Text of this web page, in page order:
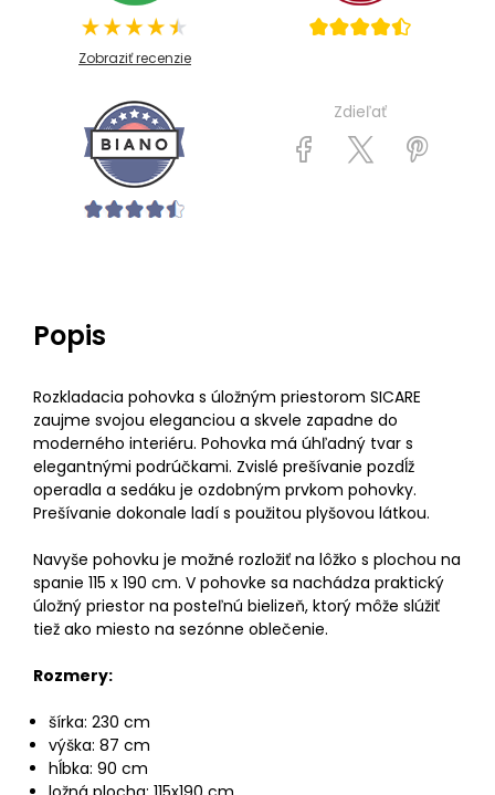
Zobraziť recenzie
Zdieľať
Popis
Rozkladacia pohovka s úložným priestorom SICARE
zaujme svojou eleganciou a skvele zapadne do
moderného interiéru. Pohovka má úhľadný tvar s
elegantnými podrúčkami. Zvislé prešívanie pozdĺž
operadla a sedáku je ozdobným prvkom pohovky.
Prešívanie dokonale ladí s použitou plyšovou látkou.
Navyše pohovku je možné rozložiť na lôžko s plochou na
spanie 115 x 190 cm. V pohovke sa nachádza praktický
úložný priestor na posteľnú bielizeň, ktorý môže slúžiť
tiež ako miesto na sezónne oblečenie.
Rozmery:
šírka: 230 cm
výška: 87 cm
hĺbka: 90 cm